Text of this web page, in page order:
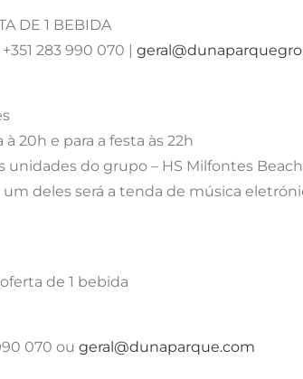
DE 1 BEBIDA
283 990 070 |
20h e para a festa às 22h
do grupo – HS Milfontes
deles será a tenda de música
de 1 bebida
070 ou geral@dunaparque.com